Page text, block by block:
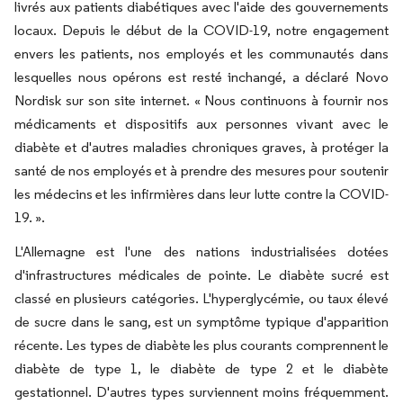
livrés aux patients diabétiques avec l'aide des gouvernements
locaux. Depuis le début de la COVID-19, notre engagement
envers les patients, nos employés et les communautés dans
lesquelles nous opérons est resté inchangé, a déclaré Novo
Nordisk sur son site internet. « Nous continuons à fournir nos
médicaments et dispositifs aux personnes vivant avec le
diabète et d'autres maladies chroniques graves, à protéger la
santé de nos employés et à prendre des mesures pour soutenir
les médecins et les infirmières dans leur lutte contre la COVID-
19. ».
L'Allemagne est l'une des nations industrialisées dotées
d'infrastructures médicales de pointe. Le diabète sucré est
classé en plusieurs catégories. L'hyperglycémie, ou taux élevé
de sucre dans le sang, est un symptôme typique d'apparition
récente. Les types de diabète les plus courants comprennent le
diabète de type 1, le diabète de type 2 et le diabète
gestationnel. D'autres types surviennent moins fréquemment.